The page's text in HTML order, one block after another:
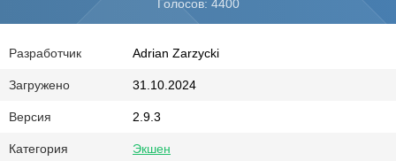
Голосов: 4400
Разработчик Adrian Zarzycki
Загружено 31.10.2024
Версия 2.9.3
Категория Экшен